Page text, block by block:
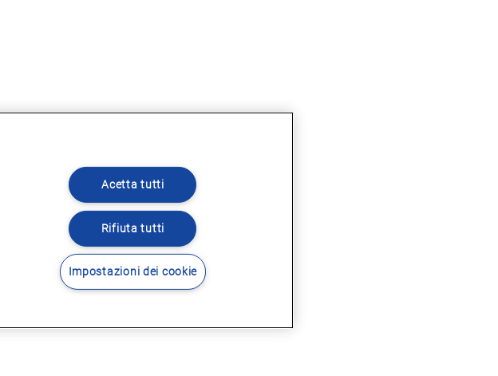
Acetta tutti
Rifiuta tutti
Impostazioni dei cookie